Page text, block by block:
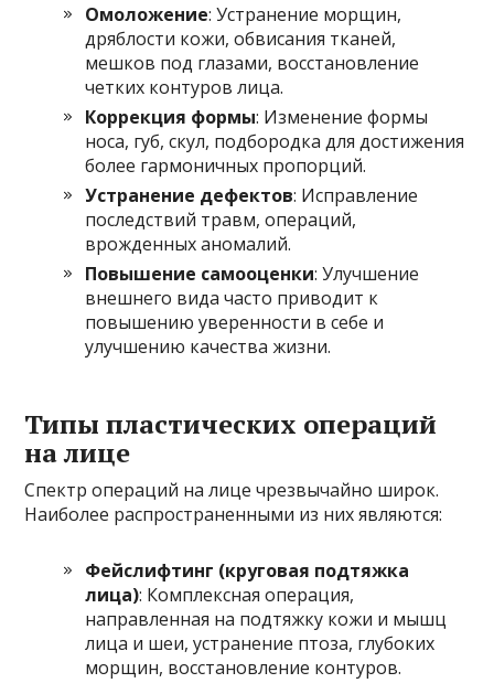
Омоложение: Устранение морщин,
дряблости кожи, обвисания тканей,
мешков под глазами, восстановление
четких контуров лица.
Коррекция формы: Изменение формы
носа, губ, скул, подбородка для достижения
более гармоничных пропорций.
Устранение дефектов: Исправление
последствий травм, операций,
врожденных аномалий.
Повышение самооценки: Улучшение
внешнего вида часто приводит к
повышению уверенности в себе и
улучшению качества жизни.
Типы пластических операций
на лице
Спектр операций на лице чрезвычайно широк.
Наиболее распространенными из них являются:
Фейслифтинг (круговая подтяжка
лица): Комплексная операция,
направленная на подтяжку кожи и мышц
лица и шеи, устранение птоза, глубоких
морщин, восстановление контуров.